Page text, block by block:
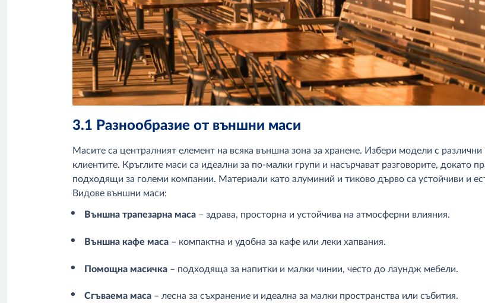
3.1 Разнообразие от външни маси
Масите са централният елемент на всяка външна зона за хранене. Избери модели с
клиентите. Кръглите маси са идеални за по-малки групи и насърчават разговорите, докато
подходящи за големи компании. Материали като алуминий и тиково дърво са устойчиви и
Видове външни маси:
Външна трапезарна маса – здрава, просторна и устойчива на атмосферни влияния.
Външна кафе маса – компактна и удобна за кафе или леки хапвания.
Помощна масичка – подходяща за напитки и малки чинии, често до лаундж мебели.
Сгъваема маса – лесна за съхранение и идеална за малки пространства или събития.